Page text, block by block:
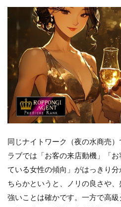
同じナイトワーク（夜の水商売
ラブでは「お客の来店動機」「
ている女性の傾向」がはっきり
ちらかというと、ノリの良さや
強いことは確かです。一方で高